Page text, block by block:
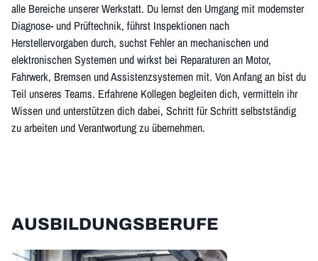
alle Bereiche unserer Werkstatt. Du lernst den Umgang mit modernster
Diagnose- und Prüftechnik, führst Inspektionen nach
Herstellervorgaben durch, suchst Fehler an mechanischen und
elektronischen Systemen und wirkst bei Reparaturen an Motor,
Fahrwerk, Bremsen und Assistenzsystemen mit. Von Anfang an bist du
Teil unseres Teams. Erfahrene Kollegen begleiten dich, vermitteln ihr
Wissen und unterstützen dich dabei, Schritt für Schritt selbstständig
zu arbeiten und Verantwortung zu übernehmen.
AUSBILDUNGSBERUFE